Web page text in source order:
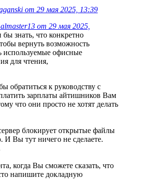
от 29 мая 2025, 13:39
от 29 мая 2025,
бы знать, что конкретно
вернуть возможность
используемые офисные
для чтения,
обратиться к руководству с
зарплаты айтишников Вам
что они просто не хотят делать
блокирует открытые файлы
И Вы тут ничего не сделаете.
когда Вы сможете сказать, что
напишите докладную